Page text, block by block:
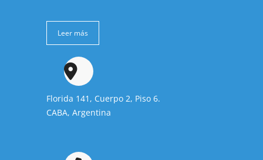
Leer más
Florida 141, Cuerpo 2, Piso 6.
CABA, Argentina